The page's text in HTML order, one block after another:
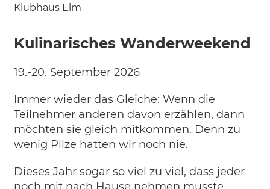
Klubhaus Elm
Kulinarisches Wanderweekend
19.-20. September 2026
Immer wieder das Gleiche: Wenn die
Teilnehmer anderen davon erzählen, dann
möchten sie gleich mitkommen. Denn zu
wenig Pilze hatten wir noch nie.
Dieses Jahr sogar so viel zu viel, dass jeder